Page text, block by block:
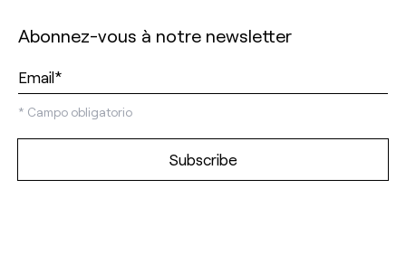
Abonnez-vous à notre newsletter
* Campo obligatorio